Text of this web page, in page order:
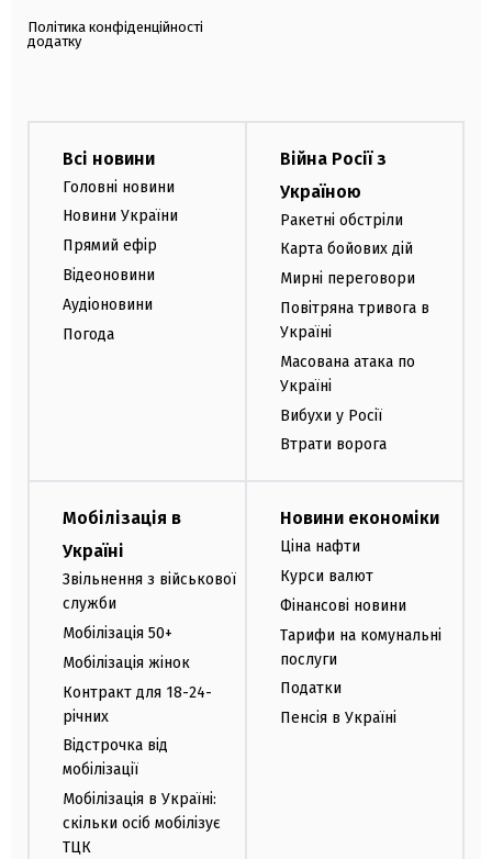
Політика конфіденційності
додатку
Всі новини
Головні новини
Новини України
Прямий ефір
Відеоновини
Аудіоновини
Погода
Війна Росії з
Україною
Ракетні обстріли
Карта бойових дій
Мирні переговори
Повітряна тривога в
Україні
Масована атака по
Україні
Вибухи у Росії
Втрати ворога
Мобілізація в
Україні
Звільнення з військової
служби
Мобілізація 50+
Мобілізація жінок
Контракт для 18-24-
річних
Відстрочка від
мобілізації
Мобілізація в Україні:
скільки осіб мобілізує
ТЦК
Новини економіки
Ціна нафти
Курси валют
Фінансові новини
Тарифи на комунальні
послуги
Податки
Пенсія в Україні